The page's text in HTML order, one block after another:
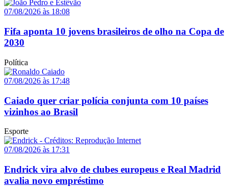
07/08/2026 às 18:08
Fifa aponta 10 jovens brasileiros de olho na Copa de
2030
Política
07/08/2026 às 17:48
Caiado quer criar polícia conjunta com 10 países
vizinhos ao Brasil
Esporte
07/08/2026 às 17:31
Endrick vira alvo de clubes europeus e Real Madrid
avalia novo empréstimo